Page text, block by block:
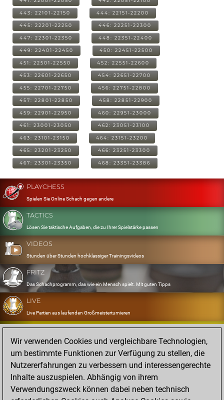
443: 22101-22150 444: 22151-22200
445: 22201-22250 446: 22251-22300
447: 22301-22350 448: 22351-22400
449: 22401-22450 450: 22451-22500
451: 22501-22550 452: 22551-22600
453: 22601-22650 454: 22651-22700
455: 22701-22750 456: 22751-22800
457: 22801-22850 458: 22851-22900
459: 22901-22950 460: 22951-23000
461: 23001-23050 462: 23051-23100
463: 23101-23150 464: 23151-23200
465: 23201-23250 466: 23251-23300
467: 23301-23350 468: 23351-23386
PLAYCHESS
Spielen Sie Online Schach gegen andere
TACTICS
Lösen Sie taktische Aufgaben, die zu Ihrer Spielstärke passen
VIDEOS
Stunden über Stunden hochklassiger Trainingsvideos
FRITZ
Das Schachprogramm, das wie ein Mensch spielt. Mit guten Tipps
LIVE
Live Partien aus laufenden Großmeisterturnieren
OPENINGS
Erfassen und Üben Sie Ihr Eröffnungsrepertoire
DATABASE
Acht Millionen starke Partien
MYGAMES
Speichern und analysieren Sie eigene Partien in der Cloud
Wir verwenden Cookies und vergleichbare Technologien,
um bestimmte Funktionen zur Verfügung zu stellen, die
Nutzererfahrungen zu verbessern und interessengerechte
Inhalte auszuspielen. Abhängig von ihrem
Verwendungszweck können dabei neben technisch